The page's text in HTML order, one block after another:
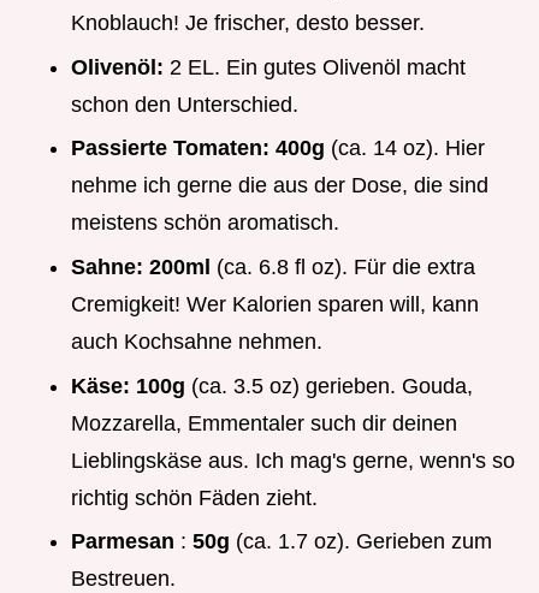
Knoblauch! Je frischer, desto besser.
Olivenöl: 2 EL. Ein gutes Olivenöl macht
schon den Unterschied.
Passierte Tomaten: 400g (ca. 14 oz). Hier
nehme ich gerne die aus der Dose, die sind
meistens schön aromatisch.
Sahne: 200ml (ca. 6.8 fl oz). Für die extra
Cremigkeit! Wer Kalorien sparen will, kann
auch Kochsahne nehmen.
Käse: 100g (ca. 3.5 oz) gerieben. Gouda,
Mozzarella, Emmentaler such dir deinen
Lieblingskäse aus. Ich mag's gerne, wenn's so
richtig schön Fäden zieht.
Parmesan : 50g (ca. 1.7 oz). Gerieben zum
Bestreuen.